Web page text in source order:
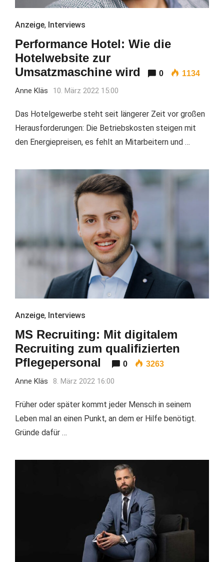
Anzeige, Interviews
Performance Hotel: Wie die
Hotelwebsite zur
Umsatzmaschine wird
0 1134
Anne Kläs 10. März 2022 15:00
Das Hotelgewerbe steht seit längerer Zeit vor großen
Herausforderungen: Die Betriebskosten steigen mit
den Energiepreisen, es fehlt an Mitarbeitern und …
Anzeige, Interviews
MS Recruiting: Mit digitalem
Recruiting zum qualifizierten
Pflegepersonal
0 3263
Anne Kläs 8. März 2022 16:00
Früher oder später kommt jeder Mensch in seinem
Leben mal an einen Punkt, an dem er Hilfe benötigt.
Gründe dafür …